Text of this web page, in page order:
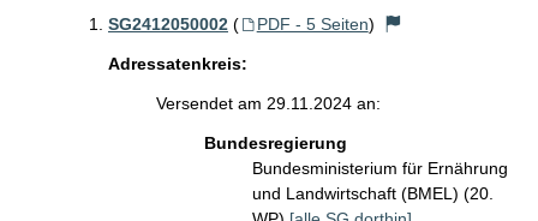
SG2412050002 ( PDF - 5 Seiten)
Adressatenkreis:
Versendet am 29.11.2024 an:
Bundesregierung
Bundesministerium für Ernährung
und Landwirtschaft (BMEL) (20.